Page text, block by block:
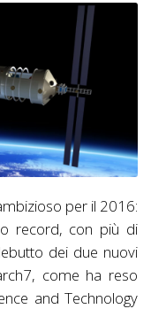
per il 2016:
record, con più di
dei due nuovi
come ha reso
and Technology